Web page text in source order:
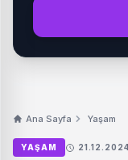
Ana Sayfa Yaşam
YAŞAM